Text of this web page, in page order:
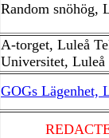
Random snöhög,
A-torget, Luleå
Universitet, Luleå
GOGs Lägenhet,